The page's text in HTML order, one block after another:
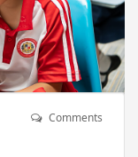
Comments